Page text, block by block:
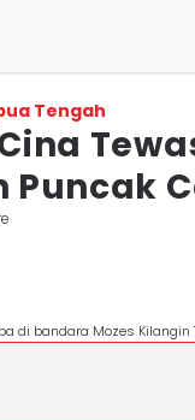
Tengah
Puncak
di bandara Mozes